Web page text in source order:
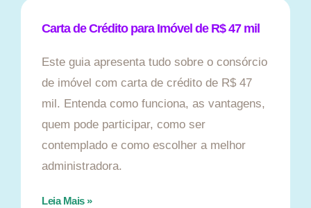
Carta de Crédito para Imóvel de R$ 47 mil
Este guia apresenta tudo sobre o consórcio
de imóvel com carta de crédito de R$ 47
mil. Entenda como funciona, as vantagens,
quem pode participar, como ser
contemplado e como escolher a melhor
administradora.
Leia Mais »